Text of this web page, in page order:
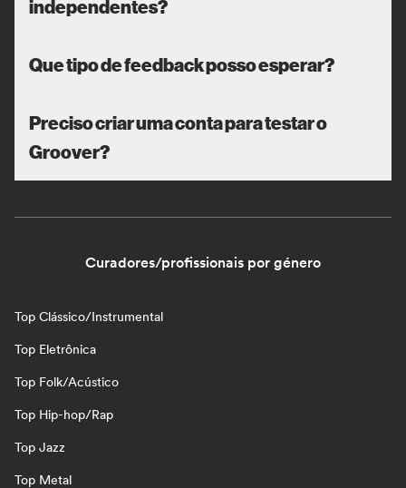
independentes?
Que tipo de feedback posso esperar?
Preciso criar uma conta para testar o
Groover?
Curadores/profissionais por género
Top Clássico/Instrumental
Top Eletrônica
Top Folk/Acústico
Top Hip-hop/Rap
Top Jazz
Top Metal